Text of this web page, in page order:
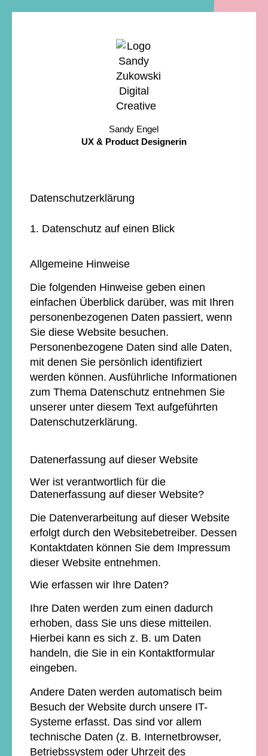
Sandy Engel
UX & Product Designerin
Datenschutzerklärung
1. Datenschutz auf einen Blick
Allgemeine Hinweise
Die folgenden Hinweise geben einen
einfachen Überblick darüber, was mit Ihren
personenbezogenen Daten passiert, wenn
Sie diese Website besuchen.
Personenbezogene Daten sind alle Daten,
mit denen Sie persönlich identifiziert
werden können. Ausführliche Informationen
zum Thema Datenschutz entnehmen Sie
unserer unter diesem Text aufgeführten
Datenschutzerklärung.
Datenerfassung auf dieser Website
Wer ist verantwortlich für die
Datenerfassung auf dieser Website?
Die Datenverarbeitung auf dieser Website
erfolgt durch den Websitebetreiber. Dessen
Kontaktdaten können Sie dem Impressum
dieser Website entnehmen.
Wie erfassen wir Ihre Daten?
Ihre Daten werden zum einen dadurch
erhoben, dass Sie uns diese mitteilen.
Hierbei kann es sich z. B. um Daten
handeln, die Sie in ein Kontaktformular
eingeben.
Andere Daten werden automatisch beim
Besuch der Website durch unsere IT-
Systeme erfasst. Das sind vor allem
technische Daten (z. B. Internetbrowser,
Betriebssystem oder Uhrzeit des